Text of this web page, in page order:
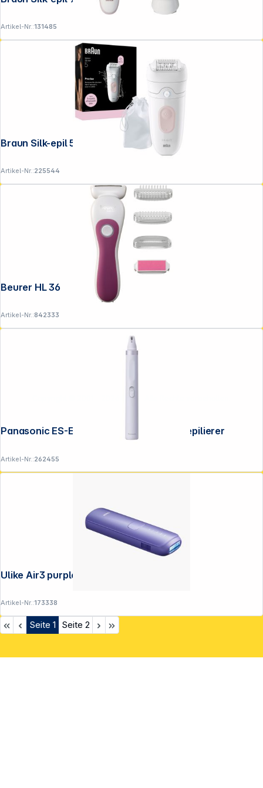
Artikel-Nr.:131485
Braun Silk-epil 5-011
Artikel-Nr.:225544
Beurer HL 36
Artikel-Nr.:842333
Panasonic ES-EF 10-V503 Augenbrauenepilierer
Artikel-Nr.:262455
Artikel-Nr.:173338
Seite 1 Seite 2
Copyright © 2001 - 2026 DGH - Alle Rechte vorbehalten.